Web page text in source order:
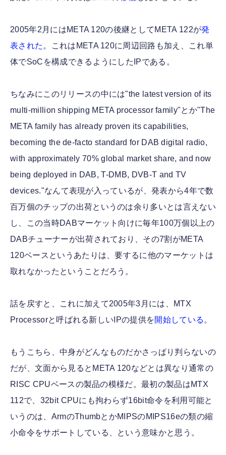
2005年2月にはMETA 120の後継としてMETA 122が発
表された 。これはMETA 120に周辺回路も加え、これ単
体でSoCを構成できるようにしたIPである。
ちなみにこのリリースの中には"the latest version of its
multi-million shipping META processor family"とか"The
META family has already proven its capabilities,
becoming the de-facto standard for DAB digital radio,
with approximately 70% global market share, and now
being deployed in DAB, T-DMB, DVB-T and TV
devices."なんて表現が入っているが、発表から4年で数
百万個のチップの出荷というのは余り多いとは言えない
し、この当時DABマーケット向けに毎年100万個以上の
DABチューナーが出荷されており、その7割がMETA
120ベースというあたりは、要するに他のマーケットは
取れなかったということだろう。
話を戻すと、これに加えて2005年3月には、MTX
Processorと呼ばれる新しいIPの提供を開始している 。
もうこちら、中身がどんなものだかさっぱり判らないの
だが、文面から見るとMETA 120などとは異なり通常の
RISC CPUベースの製品の模様だ。最初の製品はMTX
112で、32bit CPUにも拘わらず16bit命令を利用可能と
いうのは、ArmのThumbとかMIPSのMIPS16eの類の縮
小命令をサポートしている、という意味かと思う。